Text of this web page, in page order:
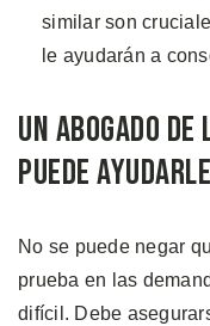
similar son
le ayudarán a
Un Abogado
Puede Ayudarle
No se puede negar
prueba en las
difícil. Debe